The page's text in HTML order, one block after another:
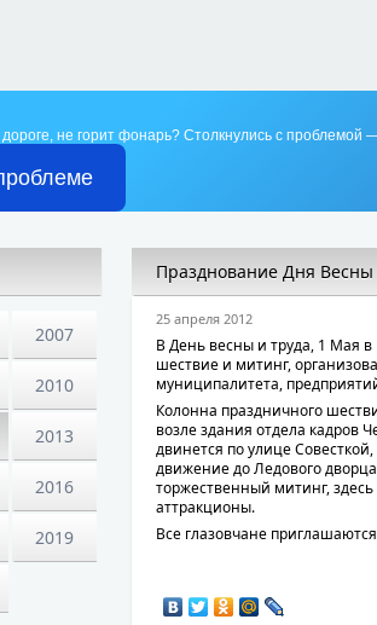
не горит фонарь? Столкнулись с проблемой
2007
2010
2013
2016
2019
Празднование Дня Весны
25 апреля 2012
В День весны и труда, 1 Мая
шествие и митинг,
муниципалитета,
Колонна праздничного
возле здания отдела кадров
двинется по улице
движение до Ледового
торжественный митинг,
аттракционы.
Все глазовчане